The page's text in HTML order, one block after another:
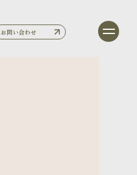
お問い合わせ